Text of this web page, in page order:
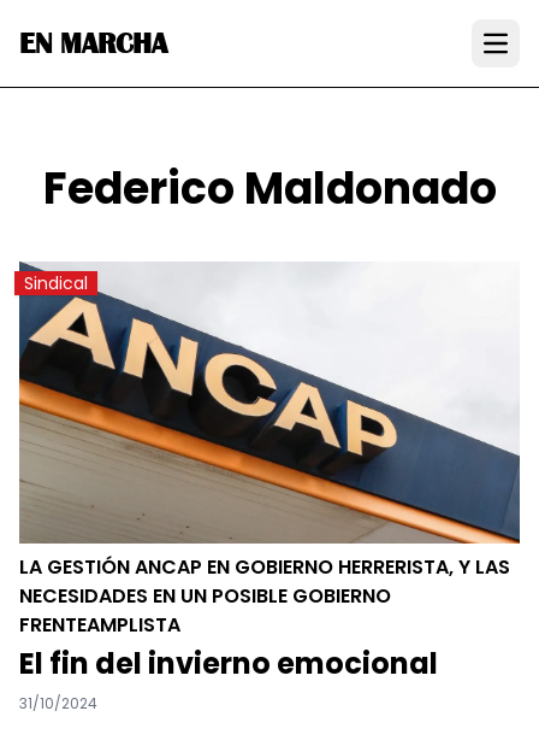
EN MARCHA
Federico Maldonado
Sindical
LA GESTIÓN ANCAP EN GOBIERNO HERRERISTA, Y LAS
NECESIDADES EN UN POSIBLE GOBIERNO
FRENTEAMPLISTA
El fin del invierno emocional
31/10/2024